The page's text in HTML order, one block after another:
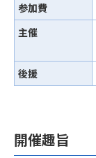
参加費
主催
後援
開催趣旨